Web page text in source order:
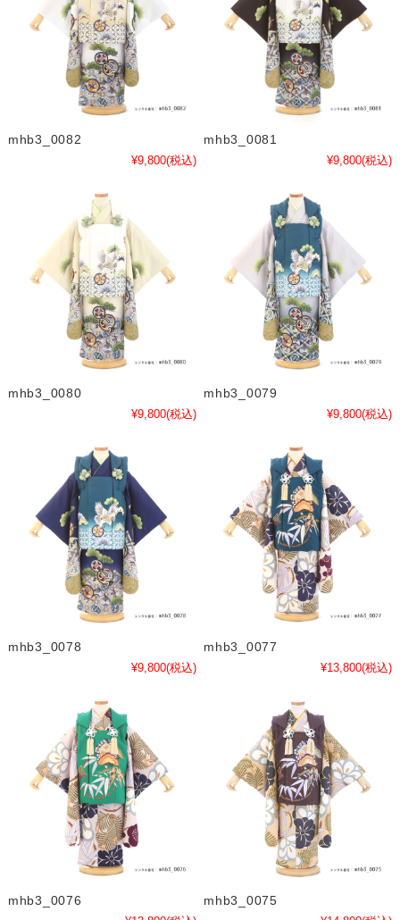
mhb3_0082
¥9,800(税込)
mhb3_0081
¥9,800(税込)
mhb3_0080
¥9,800(税込)
mhb3_0079
¥9,800(税込)
mhb3_0078
¥9,800(税込)
mhb3_0077
¥13,800(税込)
mhb3_0076 mhb3_0075